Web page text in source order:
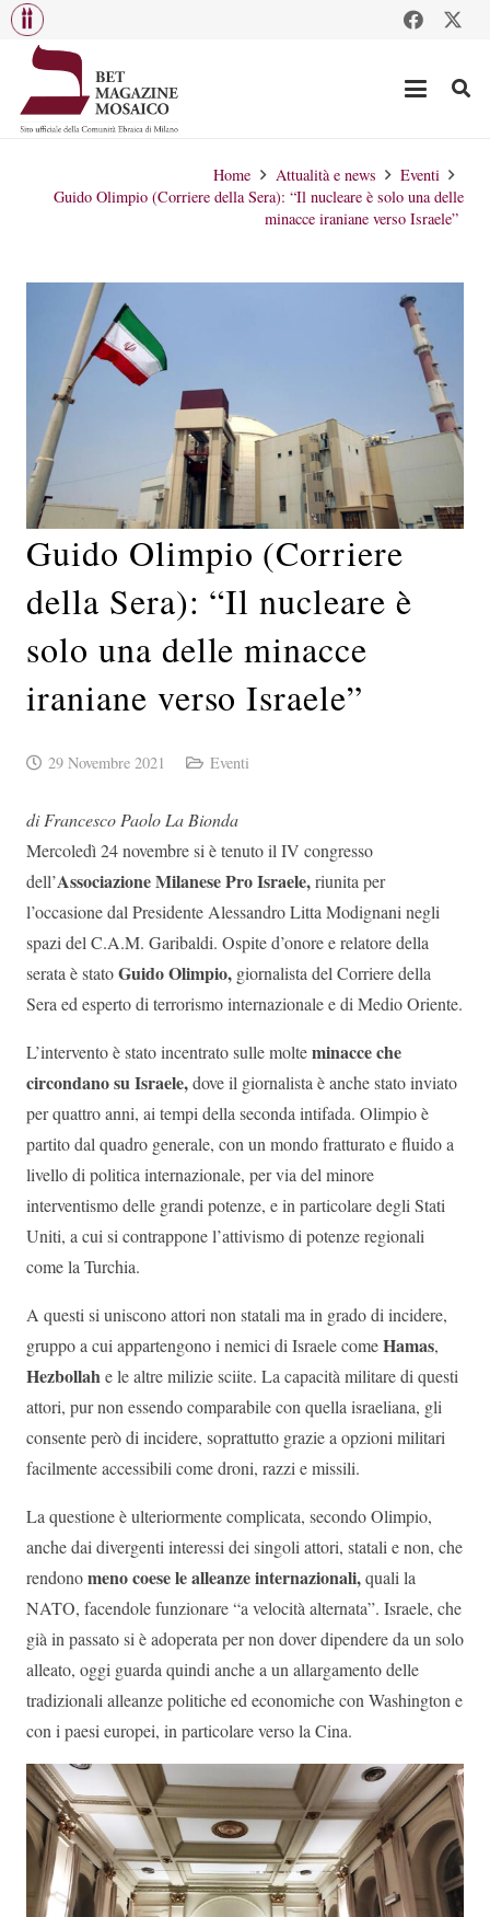
Home Attualità e news
Eventi
Guido Olimpio (Corriere della Sera): “Il nucleare è solo una delle
minacce iraniane verso Israele”
Guido Olimpio (Corriere
della Sera): “Il nucleare è
solo una delle minacce
iraniane verso Israele”
29 Novembre 2021 Eventi
di Francesco Paolo La Bionda
Mercoledì 24 novembre si è tenuto il IV congresso
dell’Associazione Milanese Pro Israele,riunita per
l’occasione dal Presidente Alessandro Litta Modignani negli
spazi del C.A.M. Garibaldi. Ospite d’onore e relatore della
serata è statoGuido Olimpio, giornalista del Corriere della
Sera ed esperto di terrorismo internazionale e di Medio Oriente.
L’intervento è stato incentrato sulle molteminacce che
circondano su Israele,dove il giornalista è anche stato inviato
per quattro anni, ai tempi della seconda intifada. Olimpio è
partito dal quadro generale, con un mondo fratturato e fluido a
livello di politica internazionale, per via del minore
interventismo delle grandi potenze, e in particolare degli Stati
Uniti, a cui si contrappone l’attivismo di potenze regionali
come la Turchia.
A questi si uniscono attori non statali ma in grado di incidere,
gruppo a cui appartengono i nemici di Israele comeHamas,
Hezbollahe le altre milizie sciite. La capacità militare di questi
attori, pur non essendo comparabile con quella israeliana, gli
consente però di incidere, soprattutto grazie a opzioni militari
facilmente accessibili come droni, razzi e missili.
La questione è ulteriormente complicata, secondo Olimpio,
anche dai divergenti interessi dei singoli attori, statali e non, che
rendonomeno coese le alleanze internazionali,quali la
NATO, facendole funzionare “a velocità alternata”. Israele, che
già in passato si è adoperata per non dover dipendere da un solo
alleato, oggi guarda quindi anche a un allargamento delle
tradizionali alleanze politiche ed economiche con Washington e
con i paesi europei, in particolare verso la Cina.